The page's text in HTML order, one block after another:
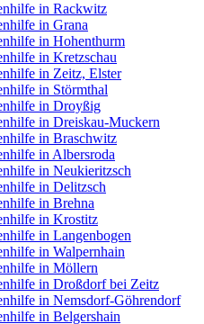
in Rackwitz
in Grana
in Hohenthurm
in Kretzschau
in Zeitz, Elster
in Störmthal
in Droyßig
in Dreiskau-Muckern
in Braschwitz
in Albersroda
in Neukieritzsch
in Delitzsch
in Brehna
in Krostitz
in Langenbogen
in Walpernhain
in Möllern
in Droßdorf bei Zeitz
in Nemsdorf-Göhrendorf
in Belgershain